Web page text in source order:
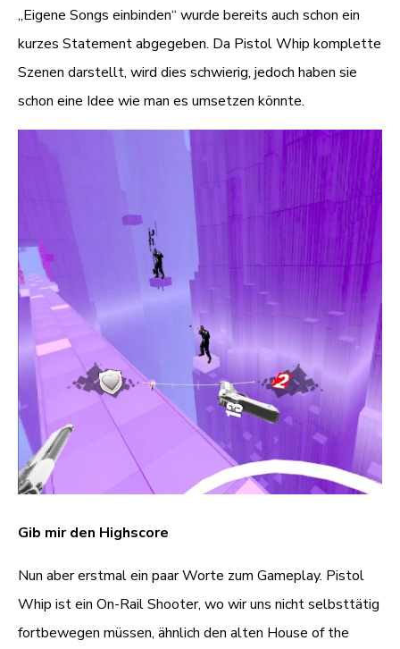
„Eigene Songs einbinden“ wurde bereits auch schon ein
kurzes Statement abgegeben. Da Pistol Whip komplette
Szenen darstellt, wird dies schwierig, jedoch haben sie
schon eine Idee wie man es umsetzen könnte.
Gib mir den Highscore
Nun aber erstmal ein paar Worte zum Gameplay. Pistol
Whip ist ein On-Rail Shooter, wo wir uns nicht selbsttätig
fortbewegen müssen, ähnlich den alten House of the